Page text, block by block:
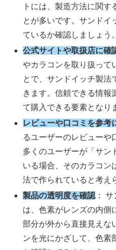
トには、製造方法に関す
とが多いです。サンドイ
ているか確認しましょう。
公式サイトや取扱店に確
やカラコンを取り扱って
とで、サンドイッチ製法
きます。信頼できる情報
て購入できる要素となり
レビューや口コミを参考
るユーザーのレビューや
多くのユーザーが「サン
いる場合、そのカラコン
法で作られていると考え
製品の透明度を確認 ：
は、色素がレンズの内側
部分が外から直接見えな
ンを光にかざして、色素